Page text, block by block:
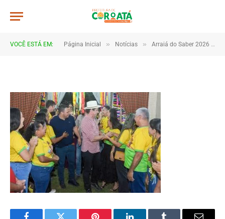
VOCÊ ESTÁ EM: Página Inicial » Notícias » Arraiá do Saber 2026 tem início no Macropolo Pau de Estopa com celebração da cultura e da educação
DSC_5404 (1)